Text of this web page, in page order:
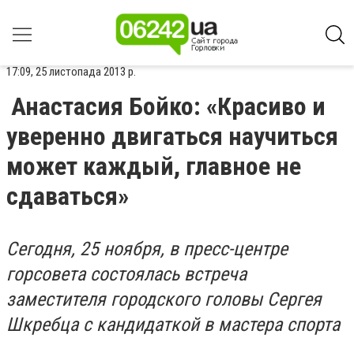
17:09, 25 листопада 2013 р.
Анастасия Бойко: «Красиво и
уверенно двигаться научиться
может каждый, главное не
сдаваться»
Сегодня, 25 ноября, в пресс-центре
горсовета состоялась встреча
заместителя городского головы Сергея
Шкребца с кандидаткой в мастера спорта